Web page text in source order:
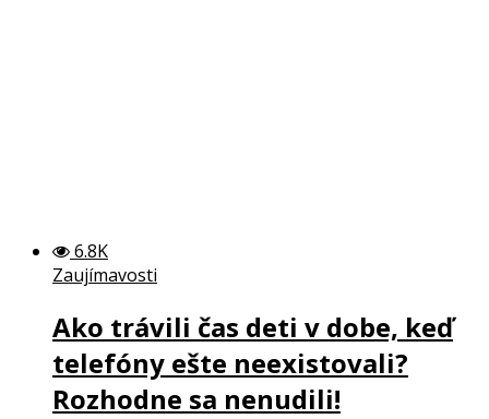
6.8K
Zaujímavosti
Ako trávili čas deti v dobe, keď
telefóny ešte neexistovali?
Rozhodne sa nenudili!